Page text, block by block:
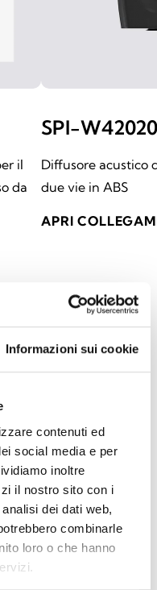
Informazioni sui cookie
contenuti ed
social media e per
inoltre
il nostro sito con i
dei dati web,
combinarle
loro o che hanno
il
da
SPI-
Diffusore acustico
due vie in ABS
APRI
sono progettati
uniforme in
ampi. Ideali
aree
pubblici,
con